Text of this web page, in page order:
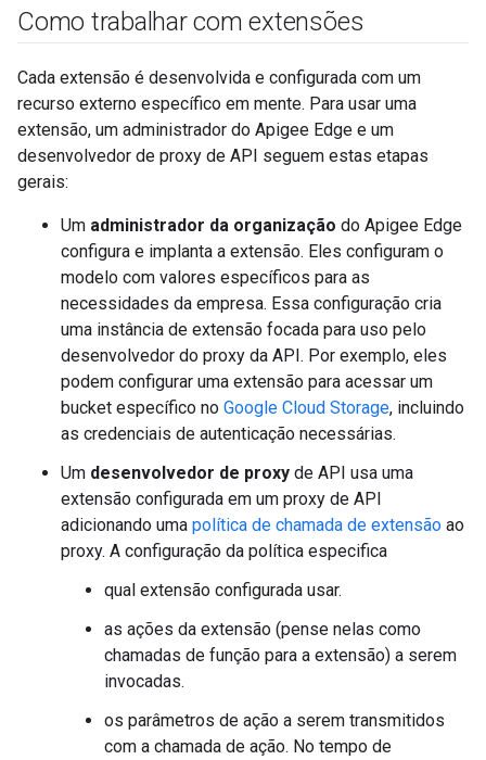
Como trabalhar com extensões
Cada extensão é desenvolvida e configurada com um
recurso externo específico em mente. Para usar uma
extensão, um administrador do Apigee Edge e um
desenvolvedor de proxy de API seguem estas etapas
gerais:
Um administrador da organização do Apigee Edge
configura e implanta a extensão. Eles configuram o
modelo com valores específicos para as
necessidades da empresa. Essa configuração cria
uma instância de extensão focada para uso pelo
desenvolvedor do proxy da API. Por exemplo, eles
podem configurar uma extensão para acessar um
bucket específico no Google Cloud Storage, incluindo
as credenciais de autenticação necessárias.
Um desenvolvedor de proxy de API usa uma
extensão configurada em um proxy de API
adicionando uma política de chamada de extensão ao
proxy. A configuração da política especifica
qual extensão configurada usar.
as ações da extensão (pense nelas como
chamadas de função para a extensão) a serem
invocadas.
os parâmetros de ação a serem transmitidos
com a chamada de ação. No tempo de